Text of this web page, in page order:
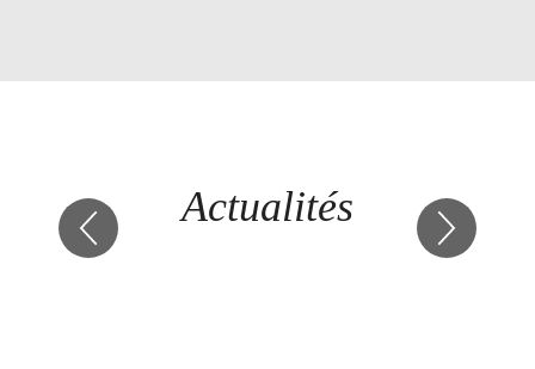
Actualités